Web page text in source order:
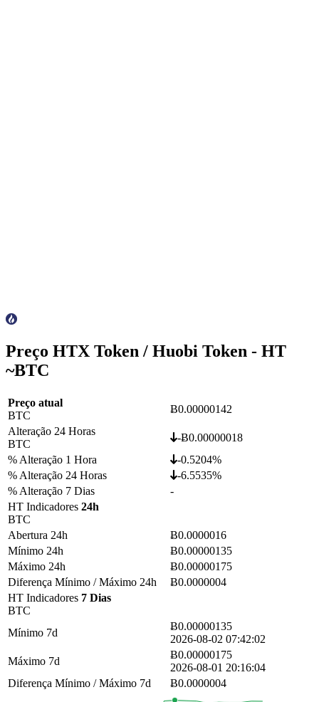
Preço HTX Token / Huobi Token - HT
~BTC
Preço atual
BTC
Ƀ0.00000142
Alteração 24 Horas
BTC
-Ƀ0.00000018
% Alteração 1 Hora
-0.5204%
% Alteração 24 Horas
-6.5535%
% Alteração 7 Dias
-
HT Indicadores 24h
BTC
Abertura 24h
Ƀ0.0000016
Mínimo 24h
Ƀ0.00000135
Máximo 24h
Ƀ0.00000175
Diferença Mínimo / Máximo 24h
Ƀ0.0000004
HT Indicadores 7 Dias
BTC
Mínimo 7d
Ƀ0.00000135
2026-08-02 07:42:02
Máximo 7d
Ƀ0.00000175
2026-08-01 20:16:04
Diferença Mínimo / Máximo 7d
Ƀ0.0000004